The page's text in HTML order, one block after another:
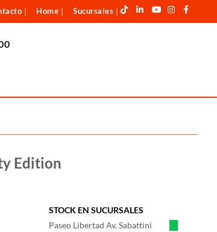
Home Sucursales
Edition
STOCK EN SUCURSALES
Paseo Libertad Av. Sabattini